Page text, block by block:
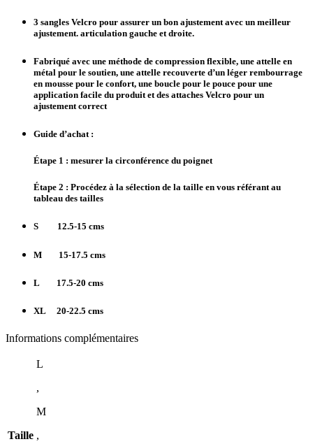
3 sangles Velcro pour assurer un bon ajustement avec un meilleur
ajustement. articulation gauche et droite.
Fabriqué avec une méthode de compression flexible, une attelle en
métal pour le soutien, une attelle recouverte d’un léger rembourrage
en mousse pour le confort, une boucle pour le pouce pour une
application facile du produit et des attaches Velcro pour un
ajustement correct
Guide d’achat :
Étape 1 : mesurer la circonférence du poignet
Étape 2 : Procédez à la sélection de la taille en vous référant au
tableau des tailles
S 12.5-15 cms
M 15-17.5 cms
L 17.5-20 cms
XL 20-22.5 cms
Informations complémentaires
Taille
L
,
M
,